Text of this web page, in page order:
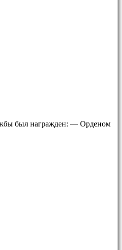
был награжден: — Орденом